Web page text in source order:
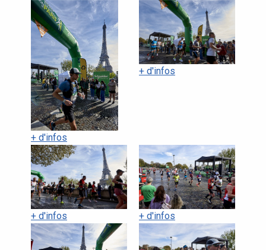
+ d'infos
+ d'infos
+ d'infos + d'infos